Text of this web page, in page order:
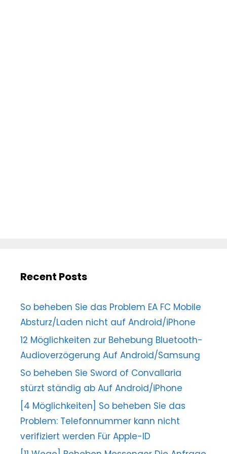
Recent Posts
So beheben Sie das Problem EA FC Mobile
Absturz/Laden nicht auf Android/iPhone
12 Möglichkeiten zur Behebung Bluetooth-
Audioverzögerung Auf Android/Samsung
So beheben Sie Sword of Convallaria
stürzt ständig ab Auf Android/iPhone
[4 Möglichkeiten] So beheben Sie das
Problem: Telefonnummer kann nicht
verifiziert werden Für Apple-ID